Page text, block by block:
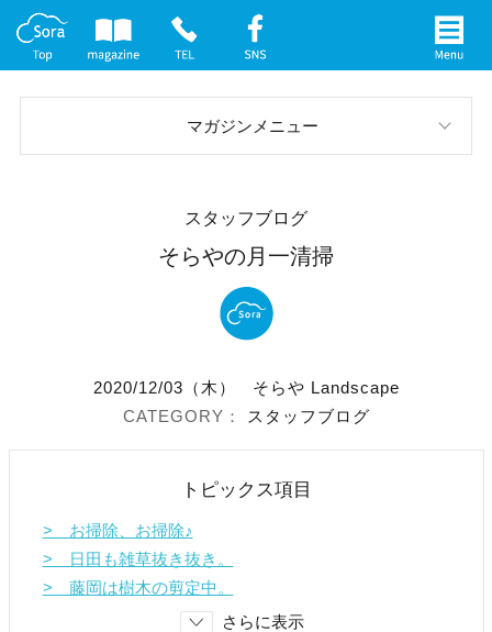
マガジンメニュー
イベント案内
社長インタビュー
スタッフブログ
そらやの月一清掃
2020/12/03（木）
そらや Landscape
スタッフブログ
トピックス項目
> お掃除、お掃除♪
> 日田も雑草抜き抜き。
> 藤岡は樹木の剪定中。
さらに表示